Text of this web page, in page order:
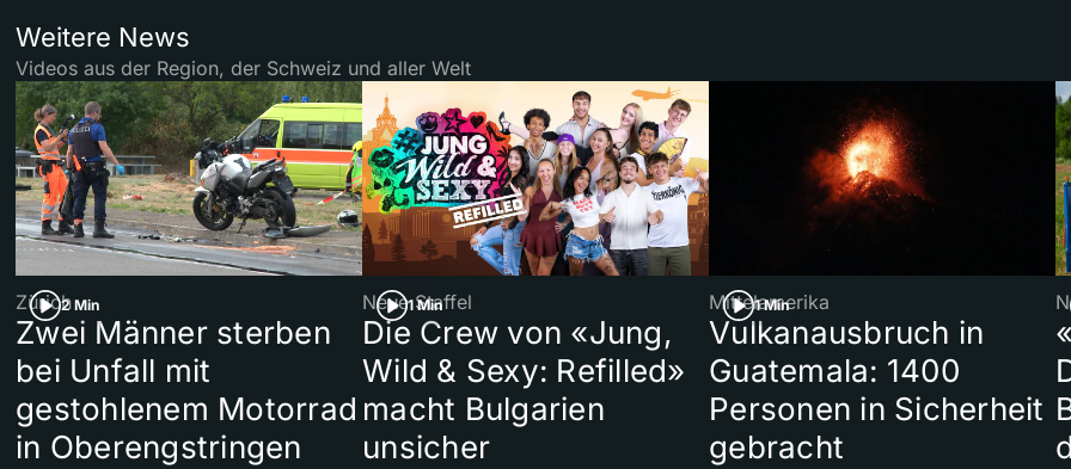
Weitere News
Videos aus der Region, der Schweiz und aller Welt
2 Min
Zürich
Zwei Männer sterben
bei Unfall mit
gestohlenem Motorrad
in Oberengstringen
1 Min
Neue Staffel
Die Crew von «Jung,
Wild & Sexy: Refilled»
macht Bulgarien
unsicher
1 Min
Mittelamerika
Vulkanausbruch in
Guatemala: 1400
Personen in Sicherheit
gebracht